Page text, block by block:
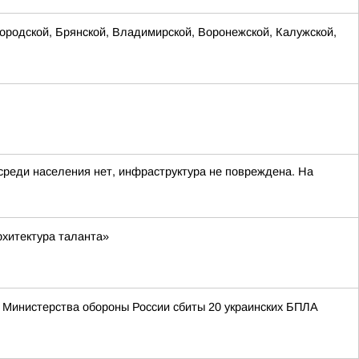
Брянской, Владимирской, Воронежской, Калужской,
населения нет, инфраструктура не повреждена. На
таланта»
обороны России сбиты 20 украинских БПЛА